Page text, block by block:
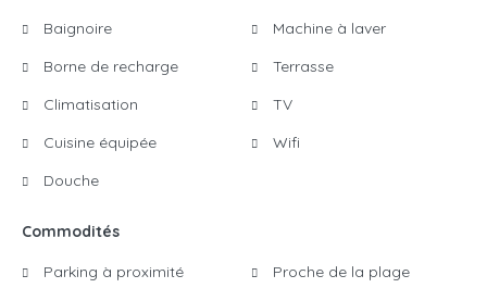
Baignoire
Borne de recharge
Climatisation
Cuisine équipée
Douche
Machine à laver
Terrasse
TV
Wifi
Commodités
Parking à proximité
Proche de la plage